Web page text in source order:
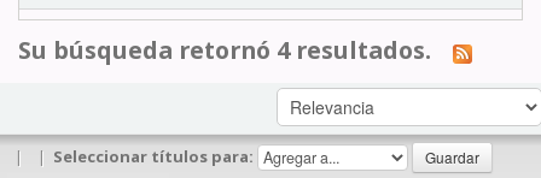
Su búsqueda retornó 4 resultados.
| | Seleccionar títulos para: